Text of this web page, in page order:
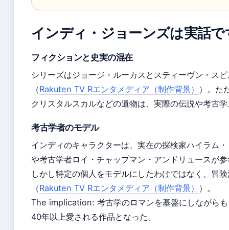
インディ・ジョーンズは実話
フィクションと史実の混在
シリーズはジョージ・ルーカスとスティーヴン・ス
（Rakuten TV Rエンタメディア（制作背景） ）。た
クリスタルスカルなどの遺物は、実際の伝説や考古
考古学者のモデル
インディのキャラクターは、実在の探検家ハイラム
や考古学者ロイ・チャップマン・アンドリュースが
しかし特定の個人をモデルにしたわけではなく、冒
（Rakuten TV Rエンタメディア（制作背景） ）。
The implication: 考古学のロマンを基盤にしながら
40年以上愛される作品となった。